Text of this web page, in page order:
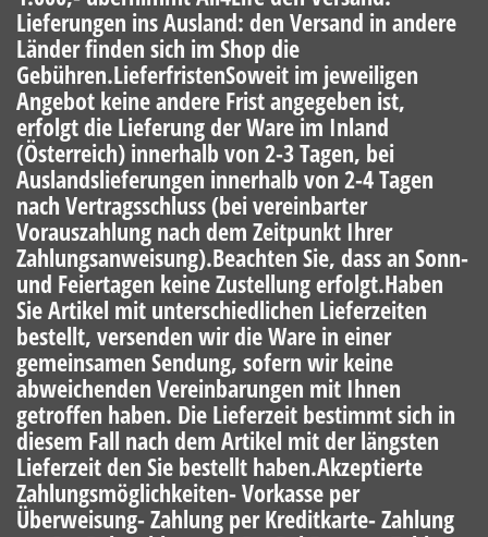
Lieferungen ins Ausland: den Versand in andere
Länder finden sich im Shop die
Gebühren.LieferfristenSoweit im jeweiligen
Angebot keine andere Frist angegeben ist,
erfolgt die Lieferung der Ware im Inland
(Österreich) innerhalb von 2-3 Tagen, bei
Auslandslieferungen innerhalb von 2-4 Tagen
nach Vertragsschluss (bei vereinbarter
Vorauszahlung nach dem Zeitpunkt Ihrer
Zahlungsanweisung).Beachten Sie, dass an Sonn-
und Feiertagen keine Zustellung erfolgt.Haben
Sie Artikel mit unterschiedlichen Lieferzeiten
bestellt, versenden wir die Ware in einer
gemeinsamen Sendung, sofern wir keine
abweichenden Vereinbarungen mit Ihnen
getroffen haben. Die Lieferzeit bestimmt sich in
diesem Fall nach dem Artikel mit der längsten
Lieferzeit den Sie bestellt haben.Akzeptierte
Zahlungsmöglichkeiten- Vorkasse per
Überweisung- Zahlung per Kreditkarte- Zahlung